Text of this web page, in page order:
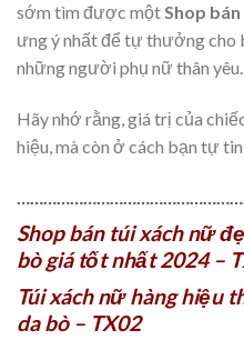
sớm tìm được mộtShop
ưng ý nhất để tự thưởng cho
những người phụ nữ thân yêu.
Hãy nhớ rằng, giá trị của
hiệu, mà còn ở cách bạn tự
Shop bán túi xách nữ
bò giá tốt nhất 2024 –
Túi xách nữ hàng hiệu
da bò – TX02